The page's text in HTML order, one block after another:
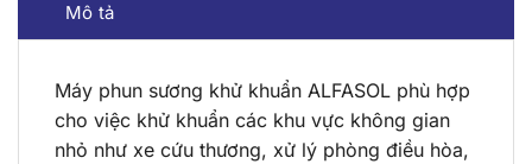
Mô tả
Máy phun sương khử khuẩn ALFASOL phù hợp
cho việc khử khuẩn các khu vực không gian
nhỏ như xe cứu thương, xử lý phòng điều hòa,